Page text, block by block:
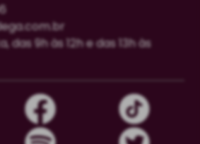
das 9h às 12h e das 13h às